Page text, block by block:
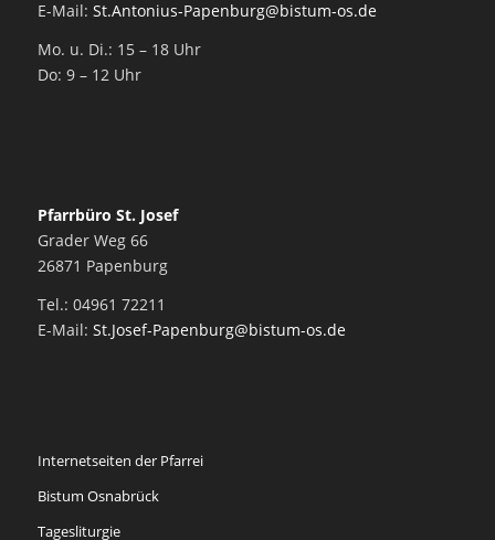
E-Mail: St.Antonius-Papenburg@bistum-os.de
Mo. u. Di.: 15 – 18 Uhr
Do: 9 – 12 Uhr
Pfarrbüro St. Josef
Grader Weg 66
26871 Papenburg
Tel.: 04961 72211
E-Mail: St.Josef-Papenburg@bistum-os.de
Internetseiten der Pfarrei
Bistum Osnabrück
Tagesliturgie